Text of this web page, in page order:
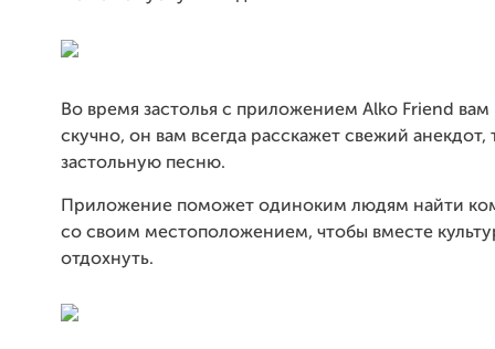
Во время застолья с приложением Alko Friend вам
скучно, он вам всегда расскажет свежий анекдот,
застольную песню.
Приложение поможет одиноким людям найти
со своим местоположением, чтобы вместе
отдохнуть.